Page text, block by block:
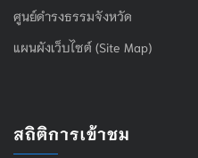
ศูนย์ดำรงธรรมจังหวัด
แผนผังเว็บไซต์ (Site Map)
สถิติการเข้าชม